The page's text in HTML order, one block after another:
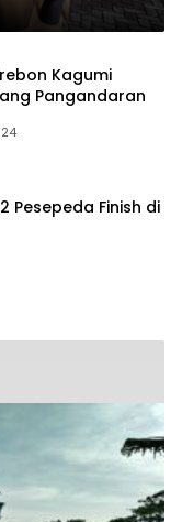
Kagumi
Pangandaran
Pesepeda Finish di